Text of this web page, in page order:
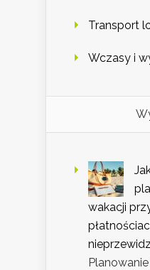
Transport
Wczasy i
wakacji